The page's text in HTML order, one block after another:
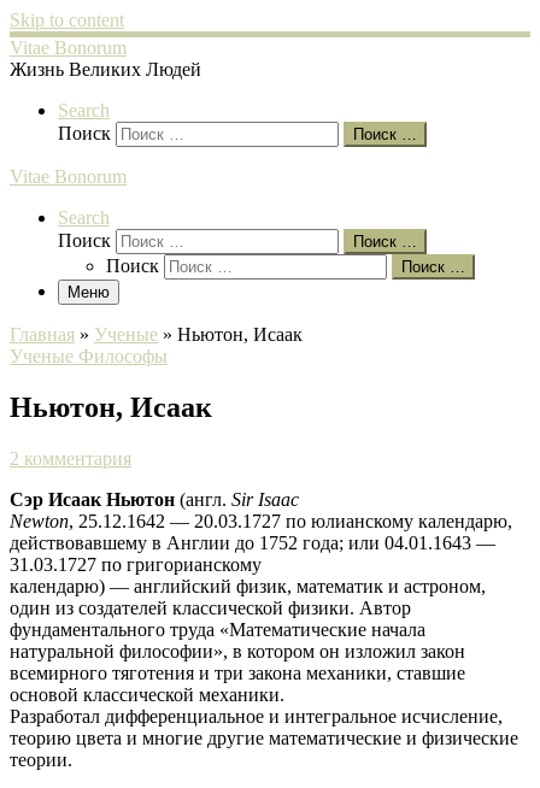
Skip to content
Vitae Bonorum
Жизнь Великих Людей
Search
Поиск
Поиск …
Vitae Bonorum
Search
Поиск
Поиск …
Поиск
Поиск …
Меню
Главная » Ученые » Ньютон, Исаак
Ученые Философы
Ньютон, Исаак
2 комментария
Сэр Исаак Ньютон (англ. Sir Isaac
Newton, 25.12.1642 — 20.03.1727 по юлианскому календарю,
действовавшему в Англии до 1752 года; или 04.01.1643 —
31.03.1727 по григорианскому
календарю) — английский физик, математик и астроном,
один из создателей классической физики. Автор
фундаментального труда «Математические начала
натуральной философии», в котором он изложил закон
всемирного тяготения и три закона механики, ставшие
основой классической механики.
Разработал дифференциальное и интегральное исчисление,
теорию цвета и многие другие математические и физические
теории.